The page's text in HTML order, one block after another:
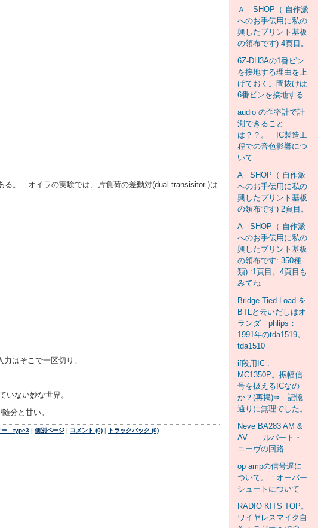
る。 オイラの実験では、片負荷の差動対(dual transisitor )は
はそこで一区切り。
ない妙な世界。
分と甘い。
ー type3 | 個別ページ | コメント (0) | トラックバック (0)
Ａ SHOP（ 自作派
へのお手伝用に私の
興したプリント基板
の領布です) 4頁目。
6Z-DH3Aの1番ピン
を接地する理由を上
げておく。間抜けは
6番ピンを接地する
audio の歪率計で計
測できること
は？？。 IC製造工
程での音色影響につ
いて
A SHOP（ 自作派
へのお手伝用に私の
興したプリント基板
の領布です) 2頁目。
A SHOP（ 自作派
へのお手伝用に私の
興したプリント基板
の領布です: 350種
類) :1頁目。4頁目も
みてね
Bridge-Tied-Load を
BTLと云いだしはオ
ランダ phlips：
1991年のtda1519。
tda1510
if段用IC :
MC1350P。振幅信
号を扱えるICなの
か？(再掲)⇒ 記憶
通りに無理でした。
Neve BA283 AM &
AV ルパート・
ニーヴの回路
op ampの信号遅に
ついて。 オーバー
シュートについて
RADIO KITS TOP。
ワイヤレスマイク自